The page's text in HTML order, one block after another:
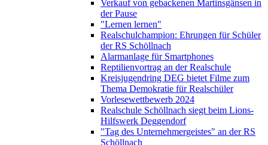
Verkauf von gebackenen Martinsgänsen in
der Pause
"Lernen lernen"
Realschulchampion: Ehrungen für Schüler
der RS Schöllnach
Alarmanlage für Smartphones
Reptilienvortrag an der Realschule
Kreisjugendring DEG bietet Filme zum
Thema Demokratie für Realschüler
Vorlesewettbewerb 2024
Realschule Schöllnach siegt beim Lions-
Hilfswerk Deggendorf
"Tag des Unternehmergeistes" an der RS
Schöllnach